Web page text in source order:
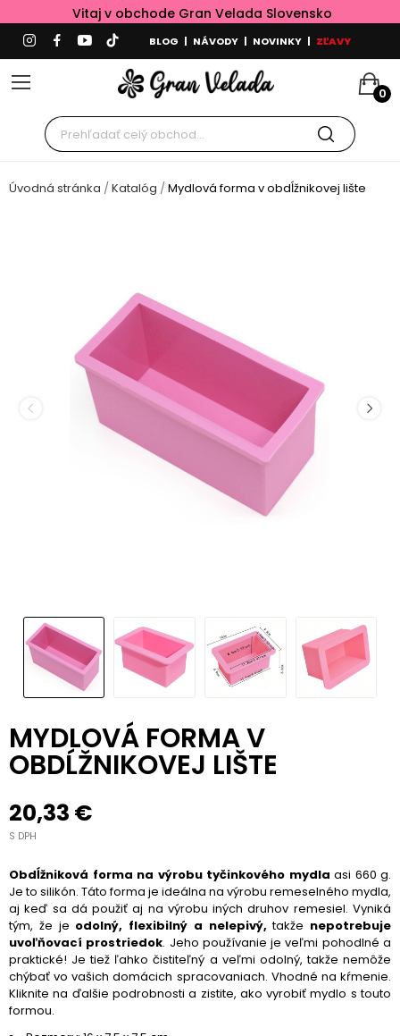
Vitaj v obchode Gran Velada Slovensko
BLOG | NÁVODY | NOVINKY | ZĽAVY
0
Úvodná stránka Katalóg Mydlová forma v obdĺžnikovej lište
MYDLOVÁ FORMA V
OBDĹŽNIKOVEJ LIŠTE
20,33 €
S DPH
Obdĺžniková forma na výrobu tyčinkového mydla asi 660 g.
Je to silikón. Táto forma je ideálna na výrobu remeselného mydla,
aj keď sa dá použiť aj na výrobu iných druhov remesiel. Vyniká
tým, že je odolný, flexibilný a nelepivý, takže nepotrebuje
uvoľňovací prostriedok. Jeho používanie je veľmi pohodlné a
praktické! Je tiež ľahko čistiteľný a veľmi odolný, takže nemôže
chýbať vo vašich domácich spracovaniach. Vhodné na kŕmenie.
Kliknite na ďalšie podrobnosti a zistite, ako vyrobiť mydlo s touto
formou.